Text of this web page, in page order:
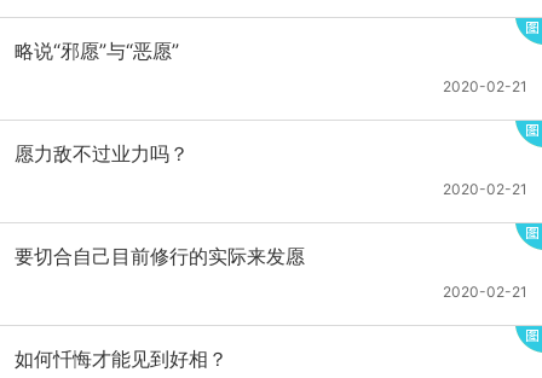
略说“邪愿”与“恶愿”
2020-02-21
愿力敌不过业力吗？
2020-02-21
要切合自己目前修行的实际来发愿
2020-02-21
如何忏悔才能见到好相？